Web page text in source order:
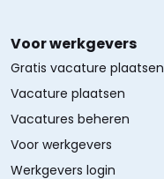
Voor werkgevers
Gratis vacature plaatsen
Vacature plaatsen
Vacatures beheren
Voor werkgevers
Werkgevers login